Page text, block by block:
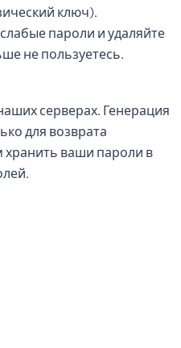
ключ).
пароли и удаляйте
не пользуетесь.
серверах. Генерация
для возврата
ваши пароли в